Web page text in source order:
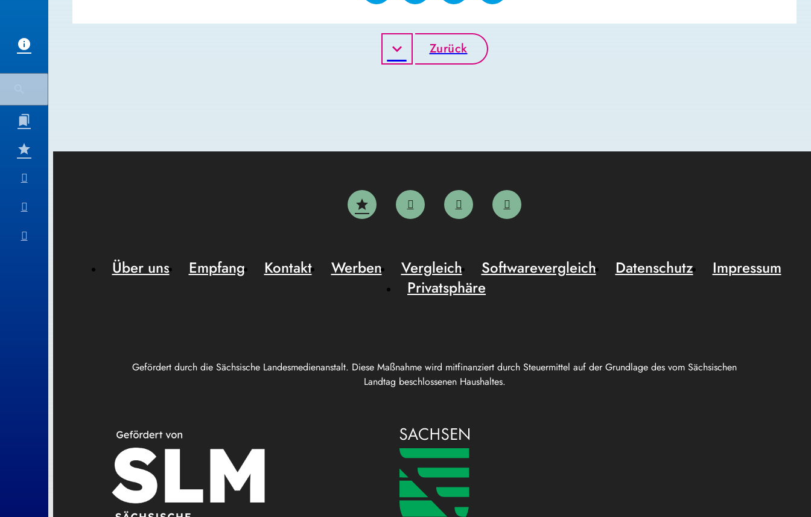
Zurück
Gefördert durch die Sächsische Landesmedienanstalt. Diese Maßnahme wird mitfinanziert durch Steuermittel auf der Grundlage des vom Sächsischen
Landtag beschlossenen Haushaltes.
Über uns Empfang Kontakt Werben Vergleich Softwarevergleich Datenschutz
Impressum
Privatsphäre